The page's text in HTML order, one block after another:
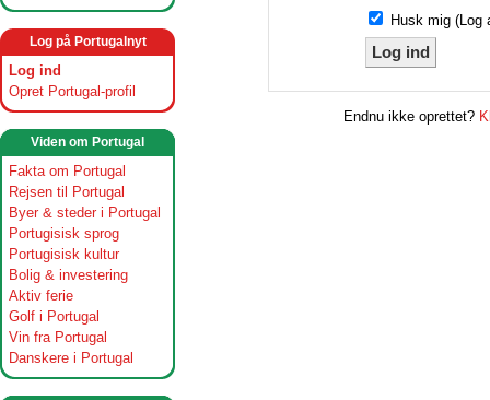
Log på Portugalnyt
Log ind
Opret Portugal-profil
Viden om Portugal
Fakta om Portugal
Rejsen til Portugal
Byer & steder i Portugal
Portugisisk sprog
Portugisisk kultur
Bolig & investering
Aktiv ferie
Golf i Portugal
Vin fra Portugal
Danskere i Portugal
Husk mig (Log
Log ind
Endnu ikke oprettet?